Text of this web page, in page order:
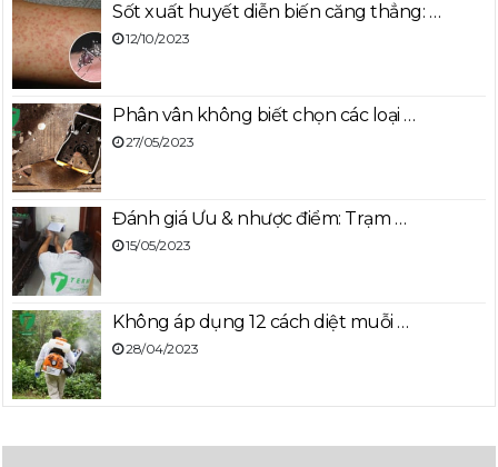
Sốt xuất huyết diễn biến căng thẳng: …
12/10/2023
Phân vân không biết chọn các loại …
27/05/2023
Đánh giá Ưu & nhược điểm: Trạm …
15/05/2023
Không áp dụng 12 cách diệt muỗi …
28/04/2023